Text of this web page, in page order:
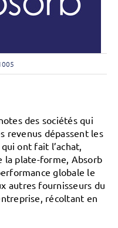
des sociétés qui
revenus dépassent les
ont fait l’achat,
la plate-forme, Absorb
globale le
autres fournisseurs du
récoltant en